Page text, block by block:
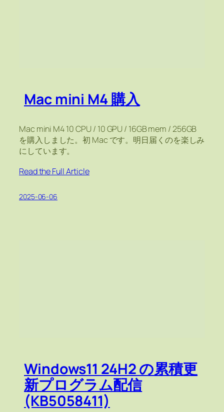
Mac mini M4 購入
Mac mini M4 10 CPU / 10 GPU / 16GB mem / 256GB
を購入しました。初 Mac です。明日届くのを楽しみ
にしています。
Read the Full Article
2025-06-06
Windows11 24H2 の累積更
新プログラム配信
(KB5058411)